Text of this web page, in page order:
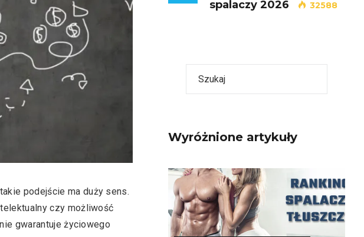
podejście ma duży sens.
czy możliwość
gwarantuje życiowego
spalaczy 2026
32588
Wyróżnione artykuły